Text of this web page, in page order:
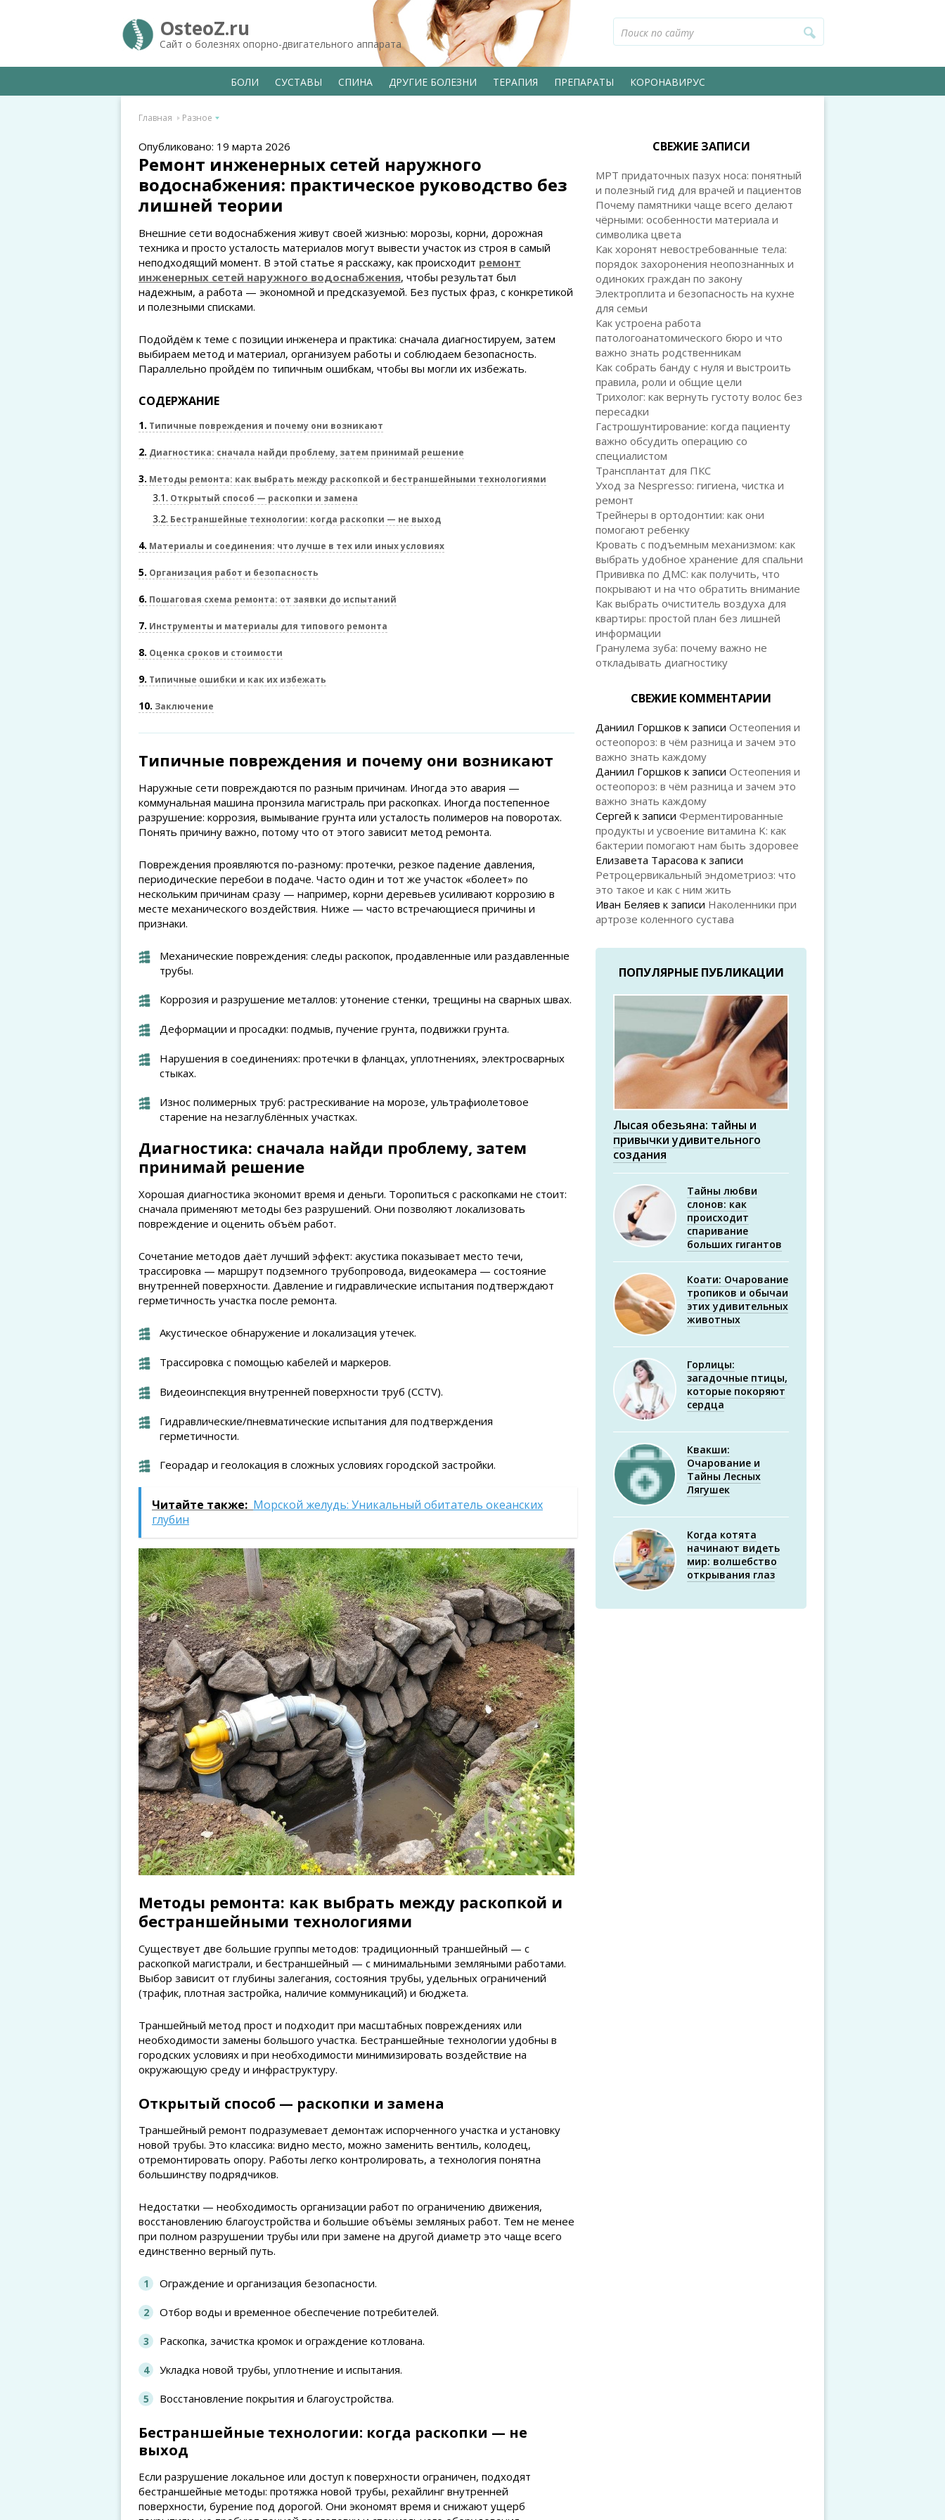
OsteoZ.ru
Сайт о болезнях опорно-двигательного аппарата
БОЛИ СУСТАВЫ СПИНА ДРУГИЕ БОЛЕЗНИ ТЕРАПИЯ ПРЕПАРАТЫ КОРОНАВИРУС
Главная Разное
Опубликовано: 19 марта 2026
Ремонт инженерных сетей наружного
водоснабжения: практическое руководство без
лишней теории
Внешние сети водоснабжения живут своей жизнью: морозы, корни, дорожная
техника и просто усталость материалов могут вывести участок из строя в самый
неподходящий момент. В этой статье я расскажу, как происходит ремонт
инженерных сетей наружного водоснабжения, чтобы результат был
надежным, а работа — экономной и предсказуемой. Без пустых фраз, с конкретикой
и полезными списками.
Подойдём к теме с позиции инженера и практика: сначала диагностируем, затем
выбираем метод и материал, организуем работы и соблюдаем безопасность.
Параллельно пройдём по типичным ошибкам, чтобы вы могли их избежать.
СОДЕРЖАНИЕ
1 Типичные повреждения и почему они возникают
2 Диагностика: сначала найди проблему, затем принимай решение
3 Методы ремонта: как выбрать между раскопкой и бестраншейными технологиями
3.1 Открытый способ — раскопки и замена
3.2 Бестраншейные технологии: когда раскопки — не выход
4 Материалы и соединения: что лучше в тех или иных условиях
5 Организация работ и безопасность
6 Пошаговая схема ремонта: от заявки до испытаний
7 Инструменты и материалы для типового ремонта
8 Оценка сроков и стоимости
9 Типичные ошибки и как их избежать
10 Заключение
Типичные повреждения и почему они возникают
Наружные сети повреждаются по разным причинам. Иногда это авария —
коммунальная машина пронзила магистраль при раскопках. Иногда постепенное
разрушение: коррозия, вымывание грунта или усталость полимеров на поворотах.
Понять причину важно, потому что от этого зависит метод ремонта.
Повреждения проявляются по-разному: протечки, резкое падение давления,
периодические перебои в подаче. Часто один и тот же участок «болеет» по
нескольким причинам сразу — например, корни деревьев усиливают коррозию в
месте механического воздействия. Ниже — часто встречающиеся причины и
признаки.
Механические повреждения: следы раскопок, продавленные или раздавленные
трубы.
Коррозия и разрушение металлов: утонение стенки, трещины на сварных швах.
Деформации и просадки: подмыв, пучение грунта, подвижки грунта.
Нарушения в соединениях: протечки в фланцах, уплотнениях, электросварных
стыках.
Износ полимерных труб: растрескивание на морозе, ультрафиолетовое
старение на незаглублённых участках.
Диагностика: сначала найди проблему, затем
принимай решение
Хорошая диагностика экономит время и деньги. Торопиться с раскопками не стоит:
сначала применяют методы без разрушений. Они позволяют локализовать
повреждение и оценить объём работ.
Сочетание методов даёт лучший эффект: акустика показывает место течи,
трассировка — маршрут подземного трубопровода, видеокамера — состояние
внутренней поверхности. Давление и гидравлические испытания подтверждают
герметичность участка после ремонта.
Акустическое обнаружение и локализация утечек.
Трассировка с помощью кабелей и маркеров.
Видеоинспекция внутренней поверхности труб (CCTV).
Гидравлические/пневматические испытания для подтверждения
герметичности.
Георадар и геолокация в сложных условиях городской застройки.
Читайте также: Морской желудь: Уникальный обитатель океанских
глубин
Методы ремонта: как выбрать между раскопкой и
бестраншейными технологиями
Существует две большие группы методов: традиционный траншейный — с
раскопкой магистрали, и бестраншейный — с минимальными земляными работами.
Выбор зависит от глубины залегания, состояния трубы, удельных ограничений
(трафик, плотная застройка, наличие коммуникаций) и бюджета.
Траншейный метод прост и подходит при масштабных повреждениях или
необходимости замены большого участка. Бестраншейные технологии удобны в
городских условиях и при необходимости минимизировать воздействие на
окружающую среду и инфраструктуру.
Открытый способ — раскопки и замена
Траншейный ремонт подразумевает демонтаж испорченного участка и установку
новой трубы. Это классика: видно место, можно заменить вентиль, колодец,
отремонтировать опору. Работы легко контролировать, а технология понятна
большинству подрядчиков.
Недостатки — необходимость организации работ по ограничению движения,
восстановлению благоустройства и большие объёмы земляных работ. Тем не менее
при полном разрушении трубы или при замене на другой диаметр это чаще всего
единственно верный путь.
Ограждение и организация безопасности.
Отбор воды и временное обеспечение потребителей.
Раскопка, зачистка кромок и ограждение котлована.
Укладка новой трубы, уплотнение и испытания.
Восстановление покрытия и благоустройства.
Бестраншейные технологии: когда раскопки — не
выход
Если разрушение локальное или доступ к поверхности ограничен, подходят
бестраншейные методы: протяжка новой трубы, рехайлинг внутренней
поверхности, бурение под дорогой. Они экономят время и снижают ущерб
СВЕЖИЕ ЗАПИСИ
МРТ придаточных пазух носа: понятный
и полезный гид для врачей и пациентов
Почему памятники чаще всего делают
чёрными: особенности материала и
символика цвета
Как хоронят невостребованные тела:
порядок захоронения неопознанных и
одиноких граждан по закону
Электроплита и безопасность на кухне
для семьи
Как устроена работа
патологоанатомического бюро и что
важно знать родственникам
Как собрать банду с нуля и выстроить
правила, роли и общие цели
Трихолог: как вернуть густоту волос без
пересадки
Гастрошунтирование: когда пациенту
важно обсудить операцию со
специалистом
Трансплантат для ПКС
Уход за Nespresso: гигиена, чистка и
ремонт
Трейнеры в ортодонтии: как они
помогают ребенку
Кровать с подъемным механизмом: как
выбрать удобное хранение для спальни
Прививка по ДМС: как получить, что
покрывают и на что обратить внимание
Как выбрать очиститель воздуха для
квартиры: простой план без лишней
информации
Гранулема зуба: почему важно не
откладывать диагностику
СВЕЖИЕ КОММЕНТАРИИ
Даниил Горшков к записи Остеопения и
остеопороз: в чём разница и зачем это
важно знать каждому
Даниил Горшков к записи Остеопения и
остеопороз: в чём разница и зачем это
важно знать каждому
Сергей к записи Ферментированные
продукты и усвоение витамина K: как
бактерии помогают нам быть здоровее
Елизавета Тарасова к записи
Ретроцервикальный эндометриоз: что
это такое и как с ним жить
Иван Беляев к записи Наколенники при
артрозе коленного сустава
ПОПУЛЯРНЫЕ ПУБЛИКАЦИИ
Лысая обезьяна: тайны и
привычки удивительного
создания
Тайны любви
слонов: как
происходит
спаривание
больших гигантов
Коати: Очарование
тропиков и обычаи
этих удивительных
животных
Горлицы:
загадочные птицы,
которые покоряют
сердца
Квакши:
Очарование и
Тайны Лесных
Лягушек
Когда котята
начинают видеть
мир: волшебство
открывания глаз